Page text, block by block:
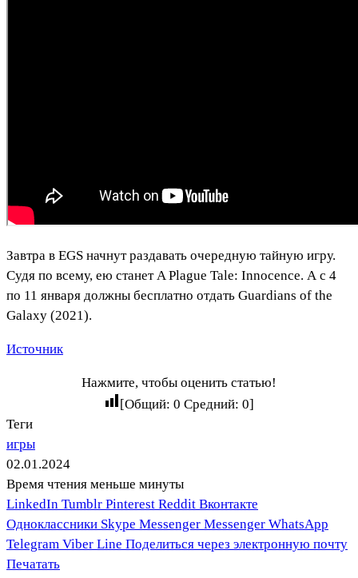
Завтра в EGS начнут раздавать очередную тайную игру.
Судя по всему, ею станет A Plague Tale: Innocence. А с 4
по 11 января должны бесплатно отдать Guardians of the
Galaxy (2021).
Источник
Нажмите, чтобы оценить статью!
[Общий: 0 Средний: 0]
Теги
игры
02.01.2024
Время чтения меньше минуты
LinkedIn Tumblr Pinterest Reddit Вконтакте
Одноклассники Skype Messenger Messenger WhatsApp
Telegram Viber Line Поделиться через электронную почту
Печатать